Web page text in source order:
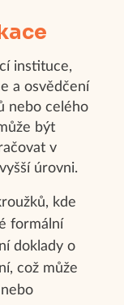
instituce,
a osvědčení
nebo celého
být
v
úrovni.
kde
formální
doklady o
což může